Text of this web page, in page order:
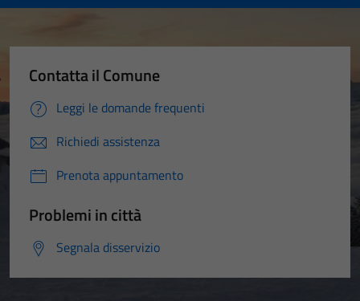
Contatta il Comune
Leggi le domande frequenti
Richiedi assistenza
Prenota appuntamento
Problemi in città
Segnala disservizio